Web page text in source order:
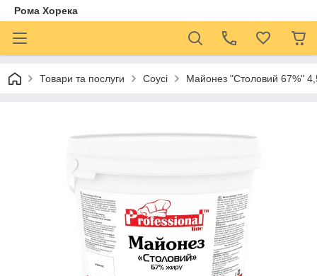
Рома Хорека
Товари та послуги Соусі Майонез "Столовий 67%"